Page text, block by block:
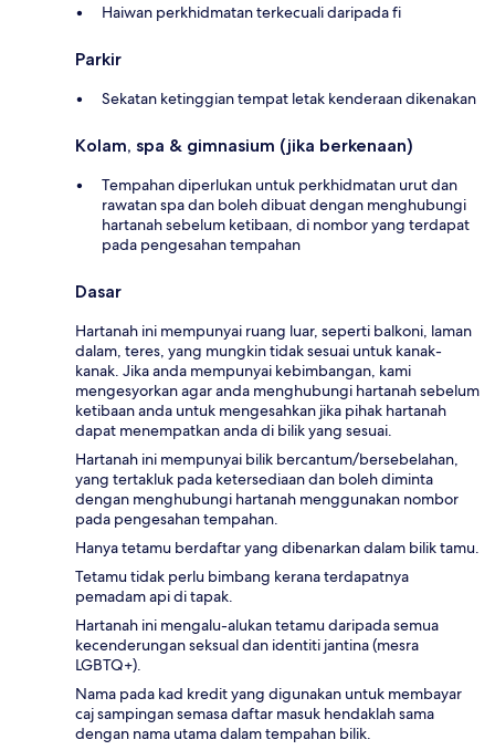
Haiwan perkhidmatan terkecuali daripada fi
Parkir
Sekatan ketinggian tempat letak kenderaan dikenakan
Kolam, spa & gimnasium (jika berkenaan)
Tempahan diperlukan untuk perkhidmatan urut dan
rawatan spa dan boleh dibuat dengan menghubungi
hartanah sebelum ketibaan, di nombor yang terdapat
pada pengesahan tempahan
Dasar
Hartanah ini mempunyai ruang luar, seperti balkoni, laman
dalam, teres, yang mungkin tidak sesuai untuk kanak-
kanak. Jika anda mempunyai kebimbangan, kami
mengesyorkan agar anda menghubungi hartanah sebelum
ketibaan anda untuk mengesahkan jika pihak hartanah
dapat menempatkan anda di bilik yang sesuai.
Hartanah ini mempunyai bilik bercantum/bersebelahan,
yang tertakluk pada ketersediaan dan boleh diminta
dengan menghubungi hartanah menggunakan nombor
pada pengesahan tempahan.
Hanya tetamu berdaftar yang dibenarkan dalam bilik tamu.
Tetamu tidak perlu bimbang kerana terdapatnya
pemadam api di tapak.
Hartanah ini mengalu-alukan tetamu daripada semua
kecenderungan seksual dan identiti jantina (mesra
LGBTQ+).
Nama pada kad kredit yang digunakan untuk membayar
caj sampingan semasa daftar masuk hendaklah sama
dengan nama utama dalam tempahan bilik.